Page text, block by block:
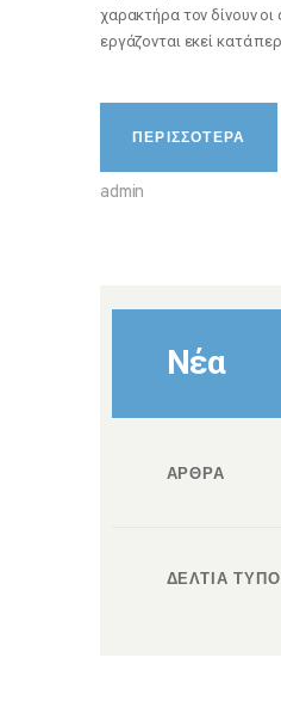
χαρακτήρα τον δίνουν
εργάζονται εκεί κατά
ΠΕΡΙΣΣΟΤΕΡΑ
admin
Νέα
ΑΡΘΡΑ
ΔΕΛΤΙΑ